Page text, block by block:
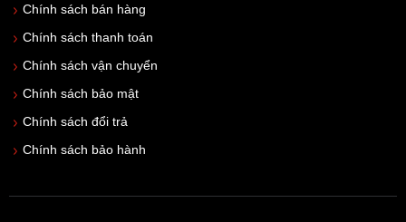
Chính sách bán hàng
Chính sách thanh toán
Chính sách vận chuyển
Chính sách bảo mật
Chính sách đổi trả
Chính sách bảo hành